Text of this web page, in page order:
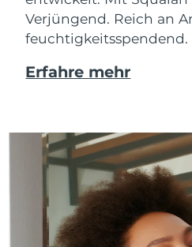
Verjüngend. Reich an
feuchtigkeitsspendend.
Erfahre mehr